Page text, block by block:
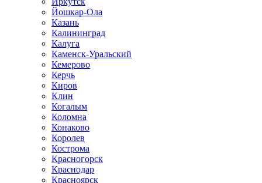
Йошкар-Ола
Казань
Калининград
Калуга
Каменск-Уральский
Кемерово
Керчь
Киров
Клин
Когалым
Коломна
Конаково
Королев
Кострома
Красногорск
Краснодар
Красноярск